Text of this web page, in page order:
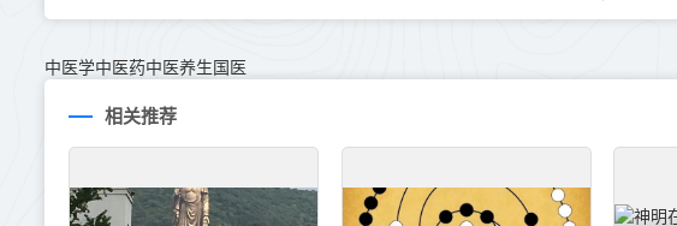
中医学中医药中医养生国医
相关推荐